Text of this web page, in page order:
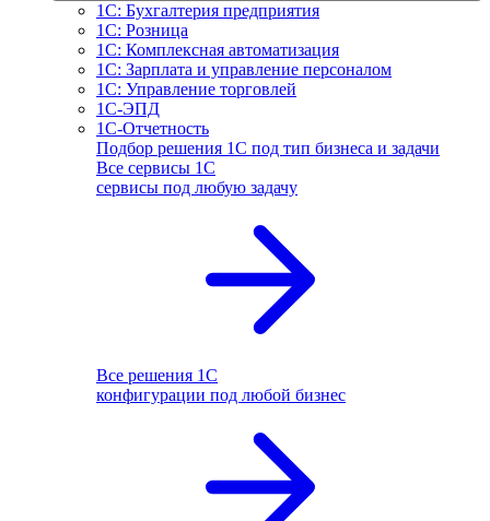
1С: Бухгалтерия предприятия
1С: Розница
1С: Комплексная автоматизация
1С: Зарплата и управление персоналом
1С: Управление торговлей
1С-ЭПД
1С-Отчетность
Подбор решения 1С под тип бизнеса и задачи
Все сервисы 1С
сервисы под любую задачу
Все решения 1С
конфигурации под любой бизнес